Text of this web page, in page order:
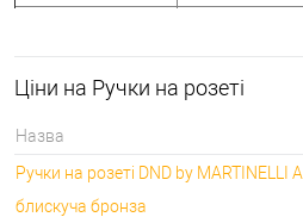
⭐Сейфи:
🔐Домофони:
⭐Сигналізація AJAX:
🔑 самий
Ціни на Ручки на розеті
Назва
Ручки на розеті DND by MARTINELLI
блискуча бронза